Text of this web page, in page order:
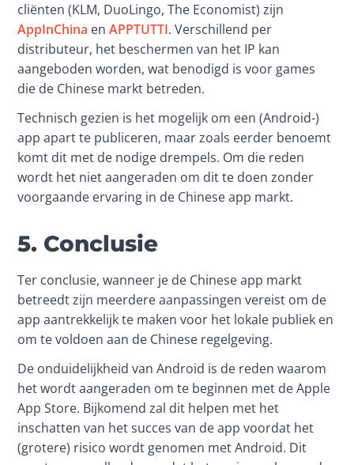
cliënten (KLM, DuoLingo, The Economist) zijn
AppInChina en APPTUTTI. Verschillend per
distributeur, het beschermen van het IP kan
aangeboden worden, wat benodigd is voor games
die de Chinese markt betreden.
Technisch gezien is het mogelijk om een (Android-)
app apart te publiceren, maar zoals eerder benoemt
komt dit met de nodige drempels. Om die reden
wordt het niet aangeraden om dit te doen zonder
voorgaande ervaring in de Chinese app markt.
5. Conclusie
Ter conclusie, wanneer je de Chinese app markt
betreedt zijn meerdere aanpassingen vereist om de
app aantrekkelijk te maken voor het lokale publiek en
om te voldoen aan de Chinese regelgeving.
De onduidelijkheid van Android is de reden waarom
het wordt aangeraden om te beginnen met de Apple
App Store. Bijkomend zal dit helpen met het
inschatten van het succes van de app voordat het
(grotere) risico wordt genomen met Android. Dit